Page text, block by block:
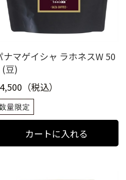
ナマゲイシャ ラホネスW 50
(豆)
（税込）